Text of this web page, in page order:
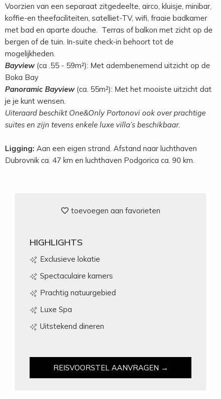
Voorzien van een separaat zitgedeelte, airco, kluisje, minibar,
koffie-en theefaciliteiten, satelliet-TV, wifi, fraaie badkamer
met bad en aparte douche. Terras of balkon met zicht op de
bergen of de tuin. In-suite check-in behoort tot de
mogelijkheden.
Bayview (ca .55 - 59m²): Met adembenemend uitzicht op de
Boka Bay
Panoramic Bayview(ca. 55m²): Met het mooiste uitzicht dat
je je kunt wensen.
Uiteraard beschikt One&Only Portonovi ook over prachtige
suites en zijn tevens enkele luxe villa’s beschikbaar.
Ligging: Aan een eigen strand. Afstand naar luchthaven
Dubrovnik ca. 47 km en luchthaven Podgorica ca. 90 km.
toevoegen aan favorieten
HIGHLIGHTS
Exclusieve lokatie
Spectaculaire kamers
Prachtig natuurgebied
Luxe Spa
Uitstekend dineren
REISVOORSTEL AANVRAGEN →